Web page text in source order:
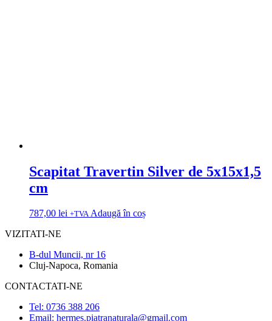
Scapitat Travertin Silver de 5x15x1,5
cm
787,00 lei +TVA Adaugă în coș
VIZITATI-NE
B-dul Muncii, nr 16
Cluj-Napoca, Romania
CONTACTATI-NE
Tel: 0736 388 206
Email: hermes.piatranaturala@gmail.com